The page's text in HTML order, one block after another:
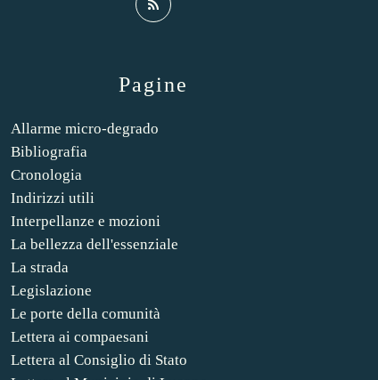
Pagine
Allarme micro-degrado
Bibliografia
Cronologia
Indirizzi utili
Interpellanze e mozioni
La bellezza dell'essenziale
La strada
Legislazione
Le porte della comunità
Lettera ai compaesani
Lettera al Consiglio di Stato